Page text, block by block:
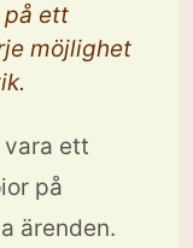
på ett
möjlighet
vara ett
på
ärenden.